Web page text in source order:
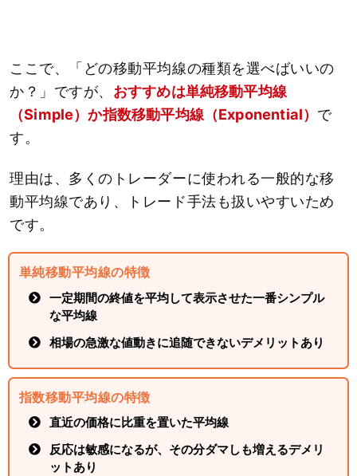
ここで、「どの移動平均線の種類を選べばいいの
か？」ですが、 おすすめは単純移動平均線
（Simple）か指数移動平均線（Exponential） で
す。
理由は、多くのトレーダーに使われる一般的な移
動平均線であり、トレード手法も扱いやすいため
です。
単純移動平均線の特徴
一定期間の終値を平均して表示させた一番シンプル
な平均線
相場の急激な値動きに追随できないデメリットあり
指数移動平均線の特徴
直近の価格に比重を置いた平均線
反応は敏感になるが、その分ダマしも増えるデメリ
ットあり